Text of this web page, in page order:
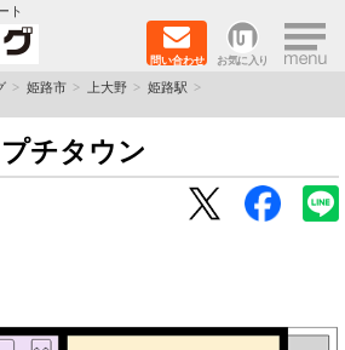
ト
問い合わせ お気に入り ×
姫路市 上大野
姫路駅
プチタウン